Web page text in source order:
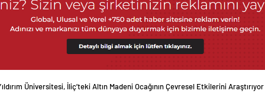
Üniversitesi, İliç’teki Altın Madeni Ocağının Çevresel Etkilerini Araştırıyor